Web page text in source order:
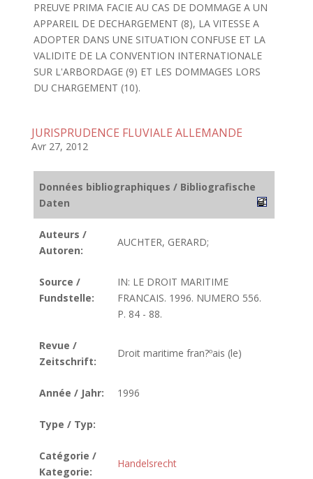
PREUVE PRIMA FACIE AU CAS DE DOMMAGE A UN
APPAREIL DE DECHARGEMENT (8), LA VITESSE A
ADOPTER DANS UNE SITUATION CONFUSE ET LA
VALIDITE DE LA CONVENTION INTERNATIONALE
SUR L'ARBORDAGE (9) ET LES DOMMAGES LORS
DU CHARGEMENT (10).
JURISPRUDENCE FLUVIALE ALLEMANDE
Avr 27, 2012
Données bibliographiques / Bibliografische
Daten
Auteurs /
Autoren:
AUCHTER, GERARD;
Source /
Fundstelle:
IN: LE DROIT MARITIME
FRANCAIS. 1996. NUMERO 556.
P. 84 - 88.
Revue /
Zeitschrift:
Droit maritime fran?ºais (le)
Année / Jahr: 1996
Type / Typ:
Catégorie /
Kategorie:
Handelsrecht